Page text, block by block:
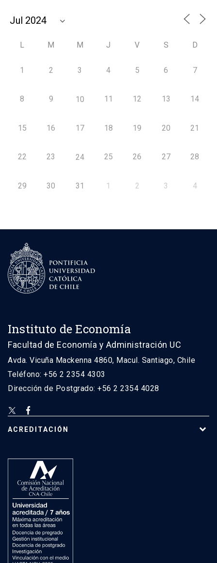
L M M J V S D
1 2 3 4 5 6 7
8 9 10 11 12 13 14
15 16 17 18 19 20 21
22 23 24 25 26 27 28
29 30 31 1 2 3 4
Instituto de Economía
Facultad de Economía y Administración UC
Avda. Vicuña Mackenna 4860, Macul. Santiago, Chile
Teléfono: +56 2 2354 4303
Dirección de Postgrado: +56 2 2354 4028
ACREDITACIÓN